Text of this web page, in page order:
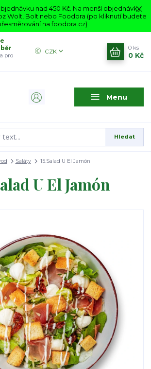
nad 450 Kč. Na menší objednávky
Wolt, Bolt nebo Foodora (po kliknutí budete
na foodora.cz)
Menu
CZK
Hledat
pro
0 ks
0 Kč
Saláty 15.Salad U El Jamón
U El Jamón